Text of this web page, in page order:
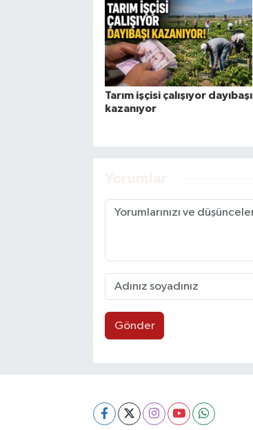
Tarım işçisi çalışıyor dayıbaşı
kazanıyor
Gönder